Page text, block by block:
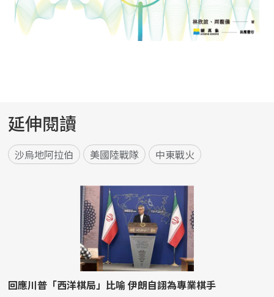
延伸閱讀
沙烏地阿拉伯 美國陸戰隊 中東戰火
回應川普「西洋棋局」比喻 伊朗自詡為專業棋手